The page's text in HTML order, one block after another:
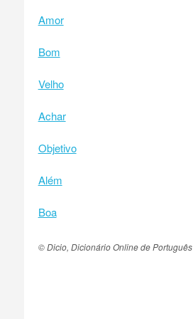
Amor
Bom
Velho
Achar
Objetivo
Além
Boa
© Dicio, Dicionário Online de Português